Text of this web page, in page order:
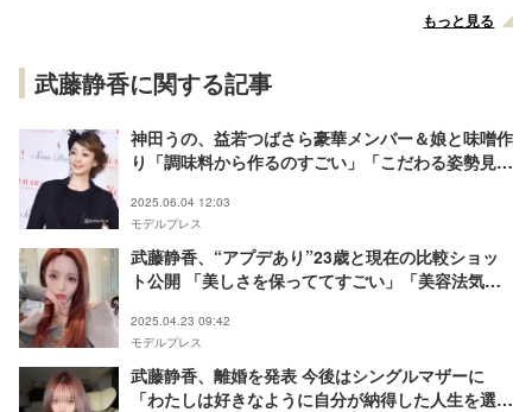
もっと見る
武藤静香に関する記事
神田うの、益若つばさら豪華メンバー＆娘と味噌作
り「調味料から作るのすごい」「こだわる姿勢見習
2025.06.04 12:03
モデルプレス
武藤静香、“アプデあり”23歳と現在の比較ショッ
ト公開 「美しさを保っててすごい」「美容法気に
2025.04.23 09:42
モデルプレス
武藤静香、離婚を発表 今後はシングルマザーに
「わたしは好きなように自分が納得した人生を選ん